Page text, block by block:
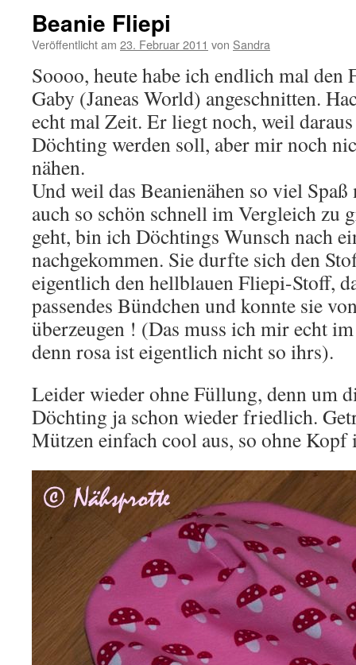
Beanie Fliepi
Veröffentlicht am 23. Februar 2011 von Sandra
Soooo, heute habe ich endlich mal
Gaby (Janeas World) angeschnitten.
echt mal Zeit. Er liegt noch, weil
Döchting werden soll, aber mir noch
nähen.
Und weil das Beanienähen so viel
auch so schön schnell im Vergleich zu
geht, bin ich Döchtings Wunsch nach
nachgekommen. Sie durfte sich den
eigentlich den hellblauen Fliepi-Stoff,
passendes Bündchen und konnte sie
überzeugen ! (Das muss ich mir echt
denn rosa ist eigentlich nicht so ihrs).
Leider wieder ohne Füllung, denn um
Döchting ja schon wieder friedlich.
Mützen einfach cool aus, so ohne